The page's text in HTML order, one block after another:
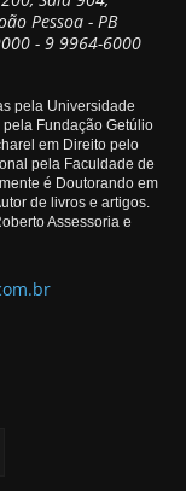
Pessoa - PB
- 9 9964-6000
pela Universidade
pela Fundação Getúlio
em Direito pelo
pela Faculdade de
é Doutorando em
de livros e artigos.
Assessoria e